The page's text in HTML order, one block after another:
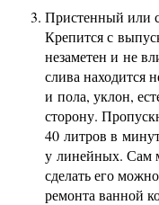
Пристенный или
Крепится с
незаметен и не
слива находится
и пола, уклон,
сторону.
40 литров в
у линейных. Сам
сделать его
ремонта ванной